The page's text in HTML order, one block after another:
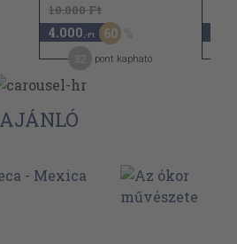
10.000 Ft
4.000 ,-Ft 60
pont kapható
AJÁNLÓ